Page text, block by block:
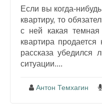
Если вы когда-
квартиру, то
с ней какая
квартира продается
рассказа убедился
ситуации....
Антон Темхагин